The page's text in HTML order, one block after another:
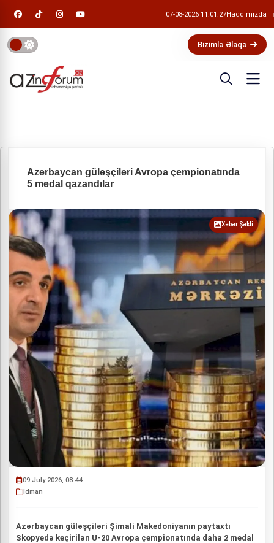
07-08-2026 11:01:27Haqqımızda
Bizimlə Əlaqə
Azərbaycan güləşçiləri Avropa çempionatında
5 medal qazandılar
Xəbər Şəkli
09 July 2026, 08:44
İdman
Azərbaycan güləşçiləri Şimali Makedoniyanın paytaxtı
Skopyedə keçirilən U-20 Avropa çempionatında daha 2 medal